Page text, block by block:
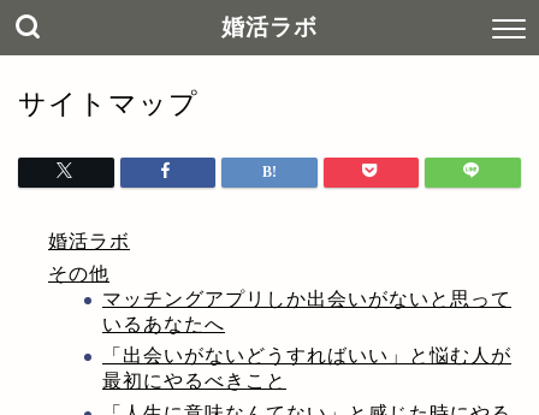
婚活ラボ
サイトマップ
婚活ラボ
その他
マッチングアプリしか出会いがないと思って
いるあなたへ
「出会いがないどうすればいい」と悩む人が
最初にやるべきこと